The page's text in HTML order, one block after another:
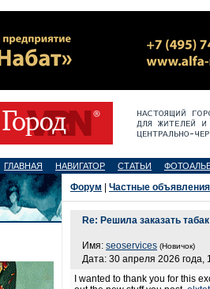
ГЛАВНАЯ НАВИГАТОР СТАТЬИ
Форум Частные объявления
Re: Решила заказать
Имя: seoservices (Новичок)
Дата: 30 апреля 2026 года,
I wanted to thank you for this